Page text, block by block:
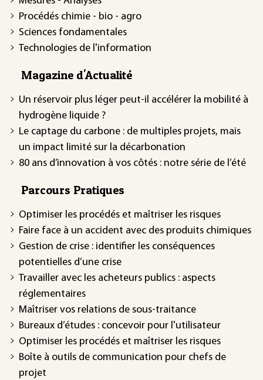
Procédés chimie - bio - agro
Sciences fondamentales
Technologies de l'information
Magazine d'Actualité
Un réservoir plus léger peut-il accélérer la mobilité à
hydrogène liquide ?
Le captage du carbone : de multiples projets, mais
un impact limité sur la décarbonation
80 ans d’innovation à vos côtés : notre série de l’été
Parcours Pratiques
Optimiser les procédés et maîtriser les risques
Faire face à un accident avec des produits chimiques
Gestion de crise : identifier les conséquences
potentielles d’une crise
Travailler avec les acheteurs publics : aspects
réglementaires
Maîtriser vos relations de sous-traitance
Bureaux d’études : concevoir pour l'utilisateur
Optimiser les procédés et maîtriser les risques
Boîte à outils de communication pour chefs de
projet